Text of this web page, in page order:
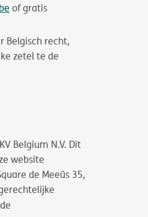
of gratis
Belgisch recht,
zetel te de
Belgium N.V. Dit
website
de Meeûs 35,